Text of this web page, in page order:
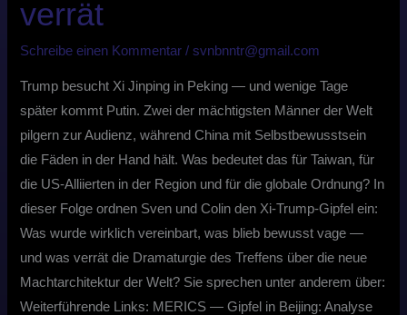
verrät
Schreibe einen Kommentar /svnbnntr@gmail.com
Trump besucht Xi Jinping in Peking — und wenige Tage
später kommt Putin. Zwei der mächtigsten Männer der Welt
pilgern zur Audienz, während China mit Selbstbewusstsein
die Fäden in der Hand hält. Was bedeutet das für Taiwan, für
die US-Alliierten in der Region und für die globale Ordnung? In
dieser Folge ordnen Sven und Colin den Xi-Trump-Gipfel ein:
Was wurde wirklich vereinbart, was blieb bewusst vage —
und was verrät die Dramaturgie des Treffens über die neue
Machtarchitektur der Welt? Sie sprechen unter anderem über:
Weiterführende Links: MERICS — Gipfel in Beijing: Analyse